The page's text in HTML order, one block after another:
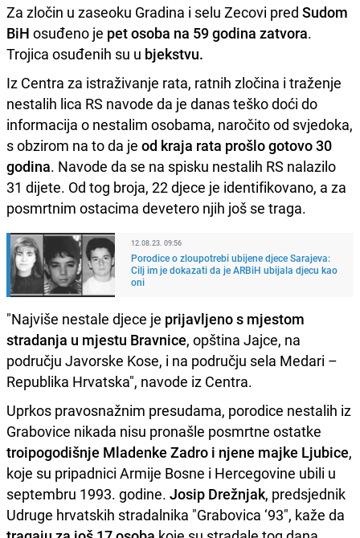
Za zločin u zaseoku Gradina i selu Zecovi pred Sudom
BiH osuđeno je pet osoba na 59 godina zatvora.
Trojica osuđenih su u bjekstvu.
Iz Centra za istraživanje rata, ratnih zločina i traženje
nestalih lica RS navode da je danas teško doći do
informacija o nestalim osobama, naročito od svjedoka,
s obzirom na to da je od kraja rata prošlo gotovo 30
godina. Navode da se na spisku nestalih RS nalazilo
31 dijete. Od tog broja, 22 djece je identifikovano, a za
posmrtnim ostacima devetero njih još se traga.
12.08.23. 09:56
Porodice o zloupotrebi ubijene djece Sarajeva:
Cilj im je dokazati da je ARBiH ubijala djecu kao
oni
"Najviše nestale djece je prijavljeno s mjestom
stradanja u mjestu Bravnice, opština Jajce, na
području Javorske Kose, i na području sela Medari –
Republika Hrvatska", navode iz Centra.
Uprkos pravosnažnim presudama, porodice nestalih iz
Grabovice nikada nisu pronašle posmrtne ostatke
troipogodišnje Mladenke Zadro i njene majke Ljubice,
koje su pripadnici Armije Bosne i Hercegovine ubili u
septembru 1993. godine. Josip Drežnjak, predsjednik
Udruge hrvatskih stradalnika "Grabovica ‘93", kaže da